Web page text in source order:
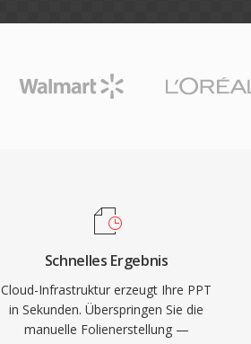
Schnelles Ergebnis
Cloud-Infrastruktur erzeugt Ihre PPT
in Sekunden. Überspringen Sie die
manuelle Folienerstellung —